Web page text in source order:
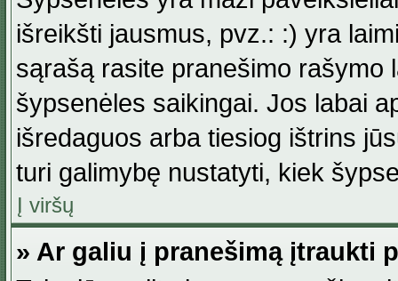
išreikšti jausmus, pvz.: :) yra
sąrašą rasite pranešimo rašymo
šypsenėles saikingai. Jos labai
išredaguos arba tiesiog ištrins
turi galimybę nustatyti, kiek
Į viršų
» Ar galiu į pranešimą įtraukti